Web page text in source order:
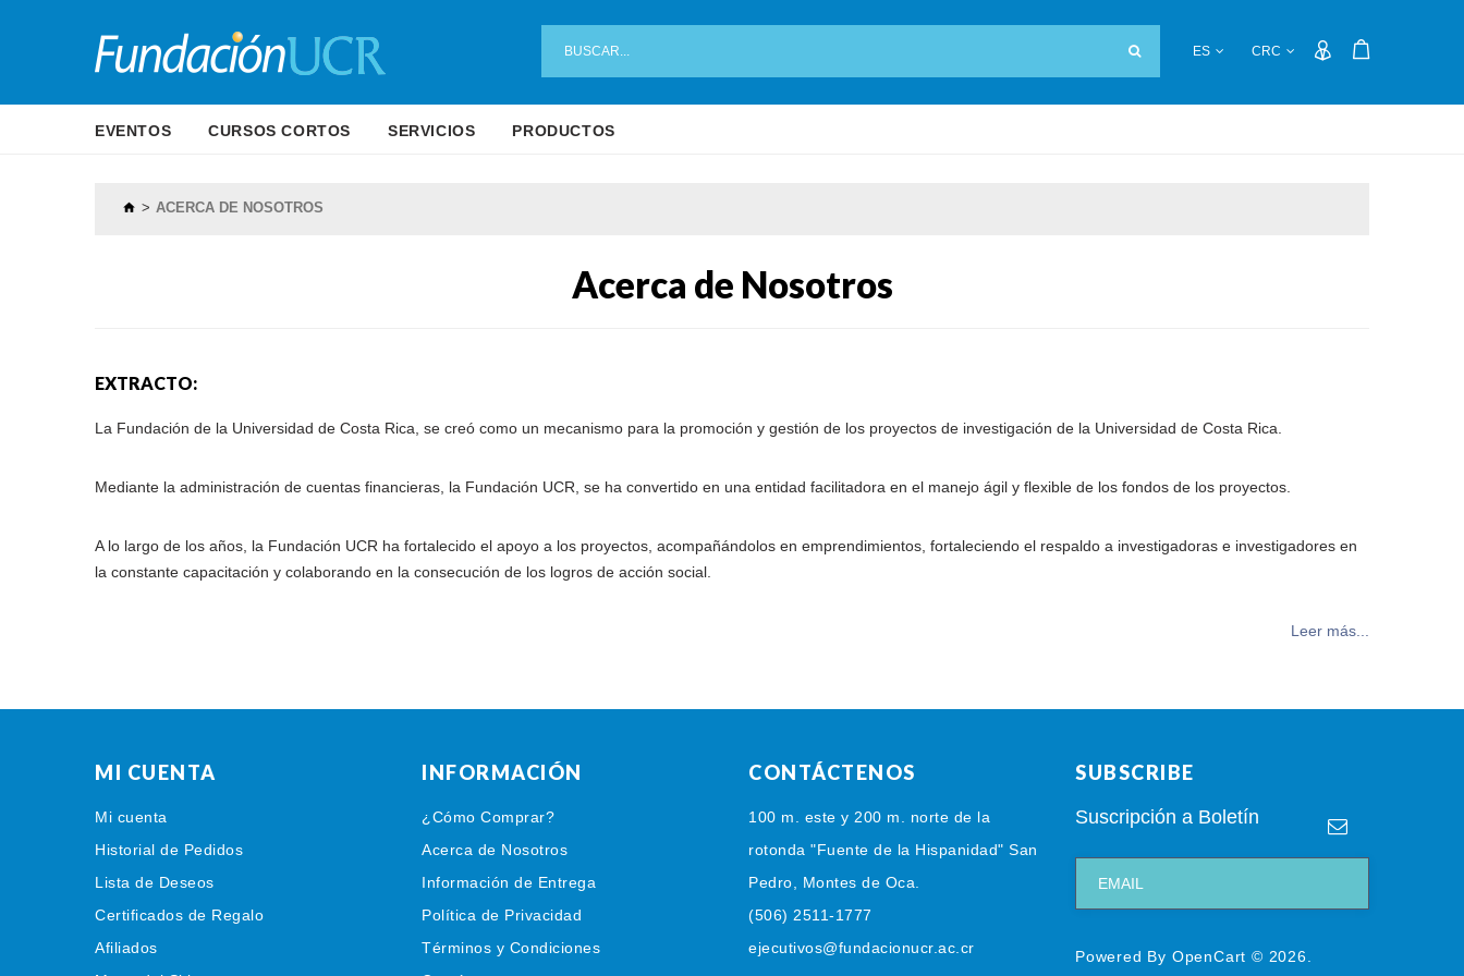
CRC
ES
EVENTOS CURSOS CORTOS SERVICIOS PRODUCTOS
ACERCA DE NOSOTROS
Acerca de Nosotros
EXTRACTO:
La Fundación de la Universidad de Costa Rica, se creó como un mecanismo para la promoción y gestión de los proyectos de investigación de la Universidad de Costa Rica.
Mediante la administración de cuentas financieras, la Fundación UCR, se ha convertido en una entidad facilitadora en el manejo ágil y flexible de los fondos de los proyectos.
A lo largo de los años, la Fundación UCR ha fortalecido el apoyo a los proyectos, acompañándolos en emprendimientos, fortaleciendo el respaldo a investigadoras e investigadores en
la constante capacitación y colaborando en la consecución de los logros de acción social.
Leer más...
MI CUENTA
Mi cuenta
Historial de Pedidos
Lista de Deseos
Certificados de Regalo
Afiliados
INFORMACIÓN
¿Cómo Comprar?
Acerca de Nosotros
Información de Entrega
Política de Privacidad
Términos y Condiciones
CONTÁCTENOS
100 m. este y 200 m. norte de la
rotonda "Fuente de la Hispanidad" San
Pedro, Montes de Oca.
(506) 2511-1777
ejecutivos@fundacionucr.ac.cr
SUBSCRIBE
Suscripción a Boletín
Powered By OpenCart © 2026.